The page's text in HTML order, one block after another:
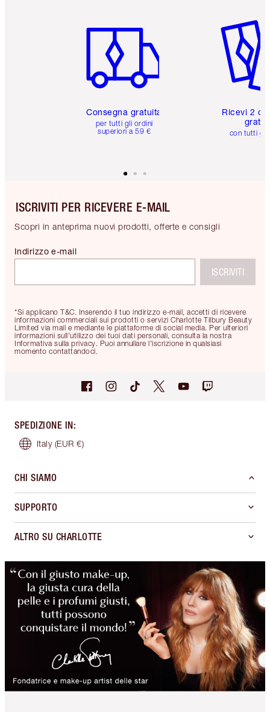
Consegna gratuita
per tutti gli ordini
superiori a 59 €
Ricevi 2
con tutti gli
ISCRIVITI PER RICEVERE E-MAIL
Scopri in anteprima nuovi prodotti, offerte e consigli
*Si applicano T&C. Inserendo il tuo indirizzo e-mail, accetti di ricevere
informazioni commerciali sui prodotti o servizi Charlotte Tilbury Beauty
Limited via mail e mediante le piattaforme di social media. Per ulteriori
informazioni sull'utilizzo dei tuoi dati personali, consulta la nostra
Informativa sulla privacy. Puoi annullare l'iscrizione in qualsiasi
momento contattandoci.
Indirizzo e-mail
ISCRIVITI
SPEDIZIONE IN:
Italy (EUR €)
CHI SIAMO
SUPPORTO
ALTRO SU CHARLOTTE